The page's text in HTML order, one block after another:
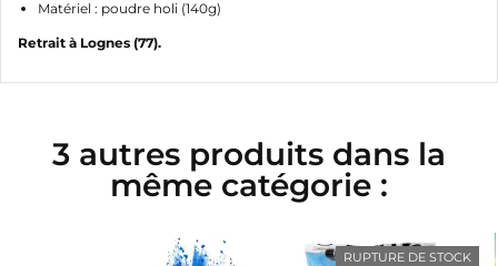
Matériel : poudre holi (140g)
Retrait à Lognes (77).
3 autres produits dans la
même catégorie :
RUPTURE DE STOCK